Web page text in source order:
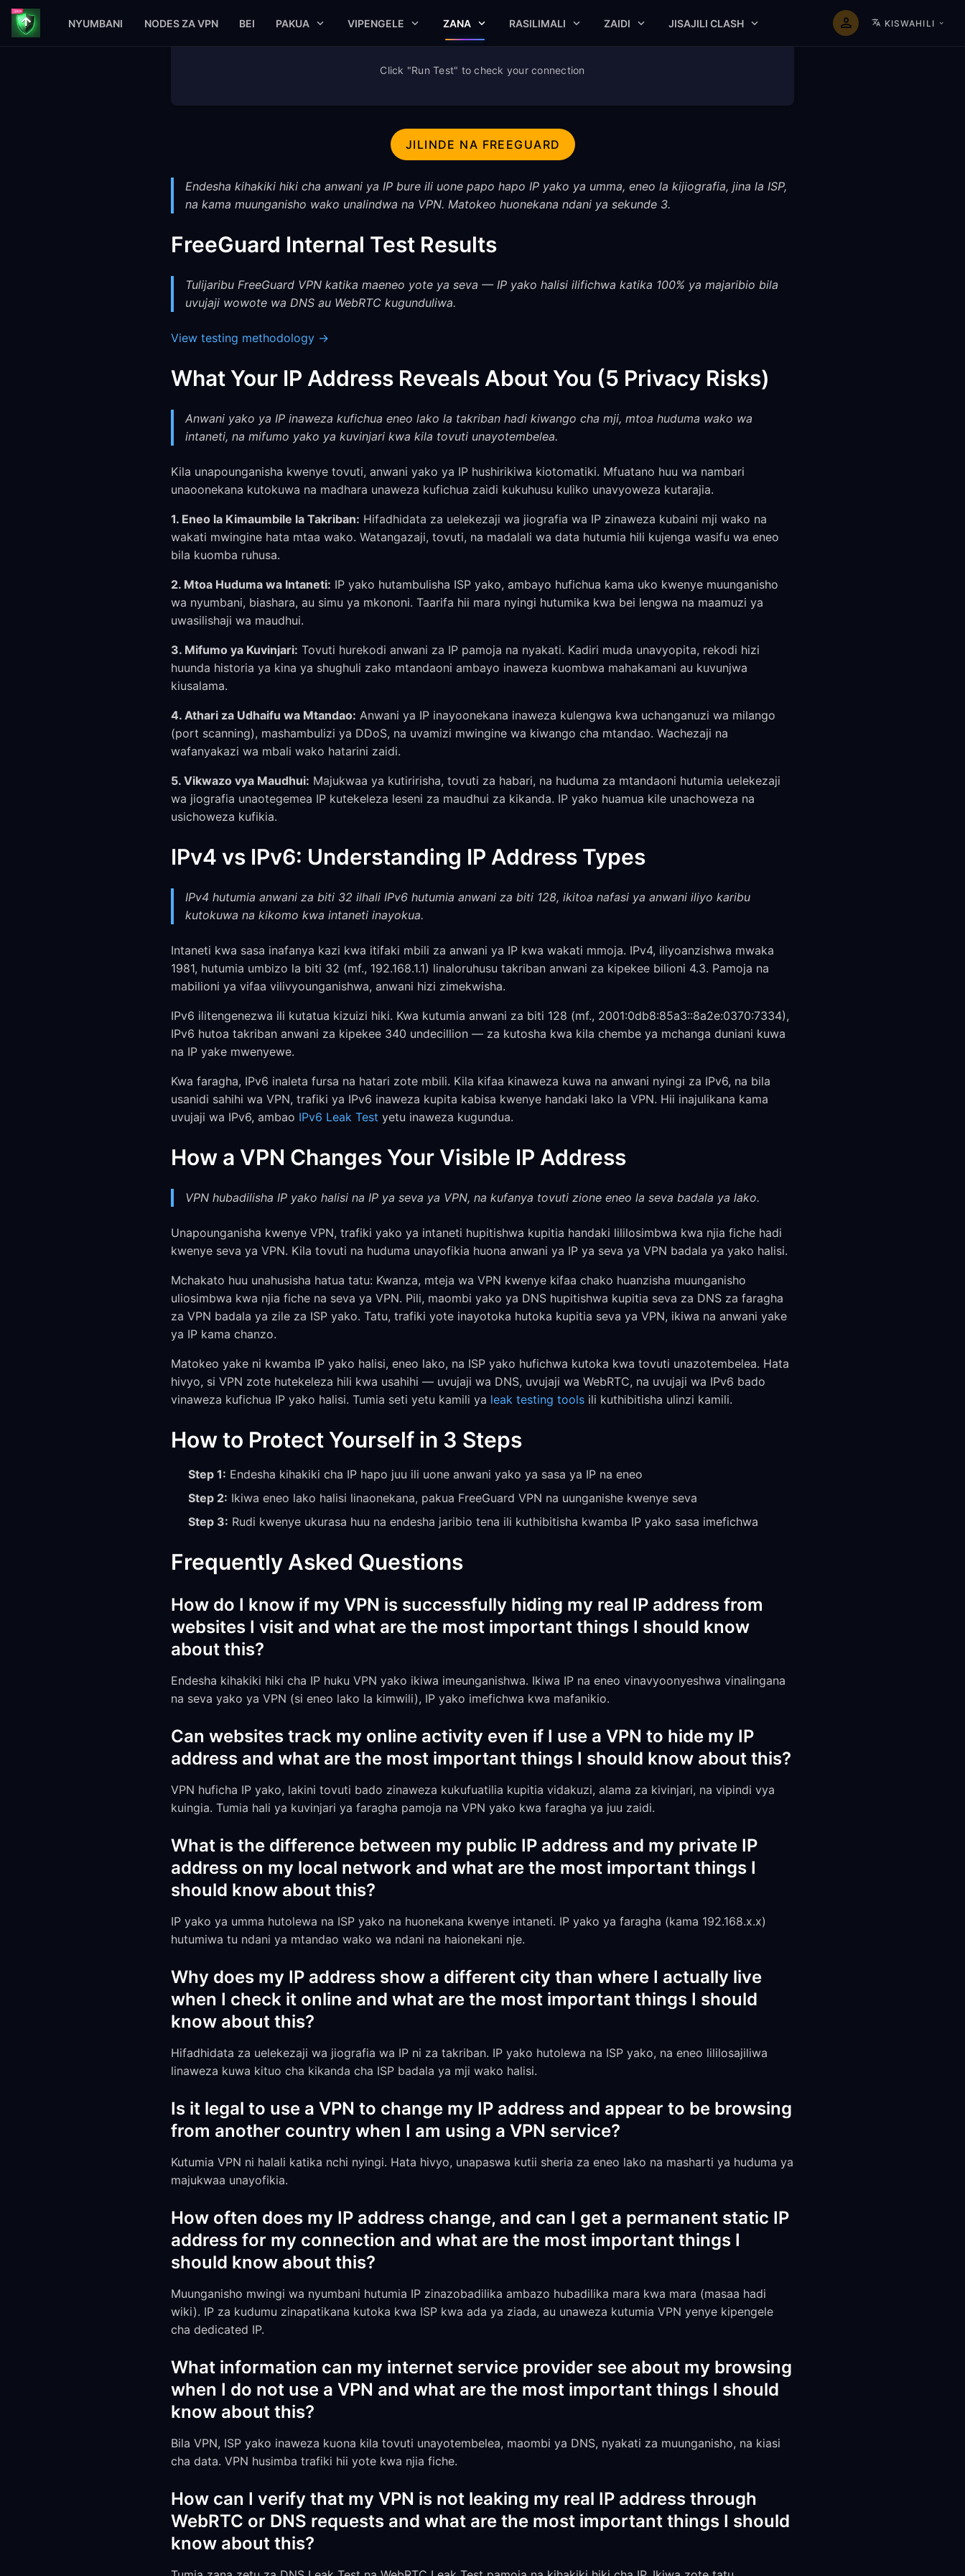
NYUMBANI NODES ZA VPN BEI PAKUA VIPENGELE ZANA RASILIMALI ZAIDI JISAJILI CLASH KISWAHILI
Click "Run Test" to check your connection
JILINDE NA FREEGUARD
Endesha kihakiki hiki cha anwani ya IP bure ili uone papo hapo IP yako ya umma, eneo la kijiografia, jina la ISP,
na kama muunganisho wako unalindwa na VPN. Matokeo huonekana ndani ya sekunde 3.
FreeGuard Internal Test Results
Tulijaribu FreeGuard VPN katika maeneo yote ya seva — IP yako halisi ilifichwa katika 100% ya majaribio bila
uvujaji wowote wa DNS au WebRTC kugunduliwa.
View testing methodology →
What Your IP Address Reveals About You (5 Privacy Risks)
Anwani yako ya IP inaweza kufichua eneo lako la takriban hadi kiwango cha mji, mtoa huduma wako wa
intaneti, na mifumo yako ya kuvinjari kwa kila tovuti unayotembelea.
Kila unapounganisha kwenye tovuti, anwani yako ya IP hushirikiwa kiotomatiki. Mfuatano huu wa nambari
unaoonekana kutokuwa na madhara unaweza kufichua zaidi kukuhusu kuliko unavyoweza kutarajia.
1. Eneo la Kimaumbile la Takriban: Hifadhidata za uelekezaji wa jiografia wa IP zinaweza kubaini mji wako na
wakati mwingine hata mtaa wako. Watangazaji, tovuti, na madalali wa data hutumia hili kujenga wasifu wa eneo
bila kuomba ruhusa.
2. Mtoa Huduma wa Intaneti: IP yako hutambulisha ISP yako, ambayo hufichua kama uko kwenye muunganisho
wa nyumbani, biashara, au simu ya mkononi. Taarifa hii mara nyingi hutumika kwa bei lengwa na maamuzi ya
uwasilishaji wa maudhui.
3. Mifumo ya Kuvinjari: Tovuti hurekodi anwani za IP pamoja na nyakati. Kadiri muda unavyopita, rekodi hizi
huunda historia ya kina ya shughuli zako mtandaoni ambayo inaweza kuombwa mahakamani au kuvunjwa
kiusalama.
4. Athari za Udhaifu wa Mtandao: Anwani ya IP inayoonekana inaweza kulengwa kwa uchanganuzi wa milango
(port scanning), mashambulizi ya DDoS, na uvamizi mwingine wa kiwango cha mtandao. Wachezaji na
wafanyakazi wa mbali wako hatarini zaidi.
5. Vikwazo vya Maudhui: Majukwaa ya kutiririsha, tovuti za habari, na huduma za mtandaoni hutumia uelekezaji
wa jiografia unaotegemea IP kutekeleza leseni za maudhui za kikanda. IP yako huamua kile unachoweza na
usichoweza kufikia.
IPv4 vs IPv6: Understanding IP Address Types
IPv4 hutumia anwani za biti 32 ilhali IPv6 hutumia anwani za biti 128, ikitoa nafasi ya anwani iliyo karibu
kutokuwa na kikomo kwa intaneti inayokua.
Intaneti kwa sasa inafanya kazi kwa itifaki mbili za anwani ya IP kwa wakati mmoja. IPv4, iliyoanzishwa mwaka
1981, hutumia umbizo la biti 32 (mf., 192.168.1.1) linaloruhusu takriban anwani za kipekee bilioni 4.3. Pamoja na
mabilioni ya vifaa vilivyounganishwa, anwani hizi zimekwisha.
IPv6 ilitengenezwa ili kutatua kizuizi hiki. Kwa kutumia anwani za biti 128 (mf., 2001:0db8:85a3::8a2e:0370:7334),
IPv6 hutoa takriban anwani za kipekee 340 undecillion — za kutosha kwa kila chembe ya mchanga duniani kuwa
na IP yake mwenyewe.
Kwa faragha, IPv6 inaleta fursa na hatari zote mbili. Kila kifaa kinaweza kuwa na anwani nyingi za IPv6, na bila
usanidi sahihi wa VPN, trafiki ya IPv6 inaweza kupita kabisa kwenye handaki lako la VPN. Hii inajulikana kama
uvujaji wa IPv6, ambao IPv6 Leak Test yetu inaweza kugundua.
How a VPN Changes Your Visible IP Address
VPN hubadilisha IP yako halisi na IP ya seva ya VPN, na kufanya tovuti zione eneo la seva badala ya lako.
Unapounganisha kwenye VPN, trafiki yako ya intaneti hupitishwa kupitia handaki lililosimbwa kwa njia fiche hadi
kwenye seva ya VPN. Kila tovuti na huduma unayofikia huona anwani ya IP ya seva ya VPN badala ya yako halisi.
Mchakato huu unahusisha hatua tatu: Kwanza, mteja wa VPN kwenye kifaa chako huanzisha muunganisho
uliosimbwa kwa njia fiche na seva ya VPN. Pili, maombi yako ya DNS hupitishwa kupitia seva za DNS za faragha
za VPN badala ya zile za ISP yako. Tatu, trafiki yote inayotoka hutoka kupitia seva ya VPN, ikiwa na anwani yake
ya IP kama chanzo.
Matokeo yake ni kwamba IP yako halisi, eneo lako, na ISP yako hufichwa kutoka kwa tovuti unazotembelea. Hata
hivyo, si VPN zote hutekeleza hili kwa usahihi — uvujaji wa DNS, uvujaji wa WebRTC, na uvujaji wa IPv6 bado
vinaweza kufichua IP yako halisi. Tumia seti yetu kamili ya leak testing tools ili kuthibitisha ulinzi kamili.
How to Protect Yourself in 3 Steps
Step 1: Endesha kihakiki cha IP hapo juu ili uone anwani yako ya sasa ya IP na eneo
Step 2: Ikiwa eneo lako halisi linaonekana, pakua FreeGuard VPN na uunganishe kwenye seva
Step 3: Rudi kwenye ukurasa huu na endesha jaribio tena ili kuthibitisha kwamba IP yako sasa imefichwa
Frequently Asked Questions
How do I know if my VPN is successfully hiding my real IP address from
websites I visit and what are the most important things I should know
about this?
Endesha kihakiki hiki cha IP huku VPN yako ikiwa imeunganishwa. Ikiwa IP na eneo vinavyoonyeshwa vinalingana
na seva yako ya VPN (si eneo lako la kimwili), IP yako imefichwa kwa mafanikio.
Can websites track my online activity even if I use a VPN to hide my IP
address and what are the most important things I should know about this?
VPN huficha IP yako, lakini tovuti bado zinaweza kukufuatilia kupitia vidakuzi, alama za kivinjari, na vipindi vya
kuingia. Tumia hali ya kuvinjari ya faragha pamoja na VPN yako kwa faragha ya juu zaidi.
What is the difference between my public IP address and my private IP
address on my local network and what are the most important things I
should know about this?
IP yako ya umma hutolewa na ISP yako na huonekana kwenye intaneti. IP yako ya faragha (kama 192.168.x.x)
hutumiwa tu ndani ya mtandao wako wa ndani na haionekani nje.
Why does my IP address show a different city than where I actually live
when I check it online and what are the most important things I should
know about this?
Hifadhidata za uelekezaji wa jiografia wa IP ni za takriban. IP yako hutolewa na ISP yako, na eneo lililosajiliwa
linaweza kuwa kituo cha kikanda cha ISP badala ya mji wako halisi.
Is it legal to use a VPN to change my IP address and appear to be browsing
from another country when I am using a VPN service?
Kutumia VPN ni halali katika nchi nyingi. Hata hivyo, unapaswa kutii sheria za eneo lako na masharti ya huduma ya
majukwaa unayofikia.
How often does my IP address change, and can I get a permanent static IP
address for my connection and what are the most important things I
should know about this?
Muunganisho mwingi wa nyumbani hutumia IP zinazobadilika ambazo hubadilika mara kwa mara (masaa hadi
wiki). IP za kudumu zinapatikana kutoka kwa ISP kwa ada ya ziada, au unaweza kutumia VPN yenye kipengele
cha dedicated IP.
What information can my internet service provider see about my browsing
when I do not use a VPN and what are the most important things I should
know about this?
Bila VPN, ISP yako inaweza kuona kila tovuti unayotembelea, maombi ya DNS, nyakati za muunganisho, na kiasi
cha data. VPN husimba trafiki hii yote kwa njia fiche.
How can I verify that my VPN is not leaking my real IP address through
WebRTC or DNS requests and what are the most important things I should
know about this?